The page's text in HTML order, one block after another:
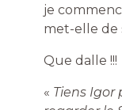
je
met-elle de
Que dalle !!!
« Tiens Igor